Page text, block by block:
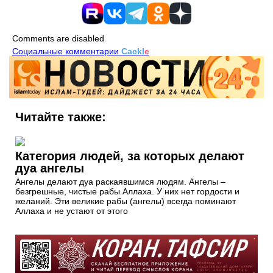
Comments are disabled
Социальные комментарии Cackle
Читайте также:
Категория людей, за которых делают
дуа ангелы
Ангелы делают дуа раскаявшимся людям. Ангелы –
безгрешные, чистые рабы Аллаха. У них нет гордости и
желаний. Эти великие рабы (ангелы) всегда поминают
Аллаха и не устают от этого